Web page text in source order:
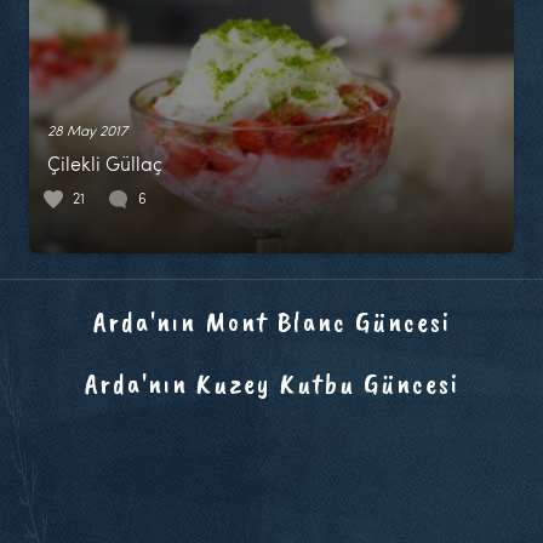
28 May 2017
Çilekli Güllaç
21 6
Arda'nın Mont Blanc Güncesi
Arda'nın Kuzey Kutbu Güncesi